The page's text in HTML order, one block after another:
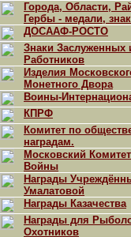
Города, Области,
Гербы - медали,
ДОСААФ-РОСТО
Знаки Заслуженных
Работников
Изделия
Монетного Двора
Воины-
КПРФ
Комитет по
наградам.
Московский
Войны
Награды
Умалатовой
Награды Казачества
Награды для
Охотников